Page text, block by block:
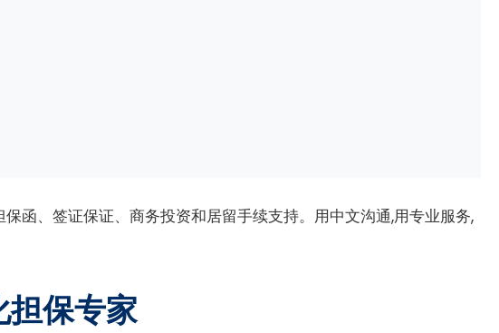
函、签证保证、商务投资和居留手续支持。用中文沟通,用专业服务,
保专家